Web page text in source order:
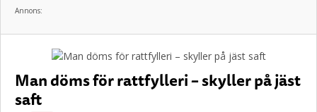
Annons:
Man döms för rattfylleri – skyller på jäst
saft